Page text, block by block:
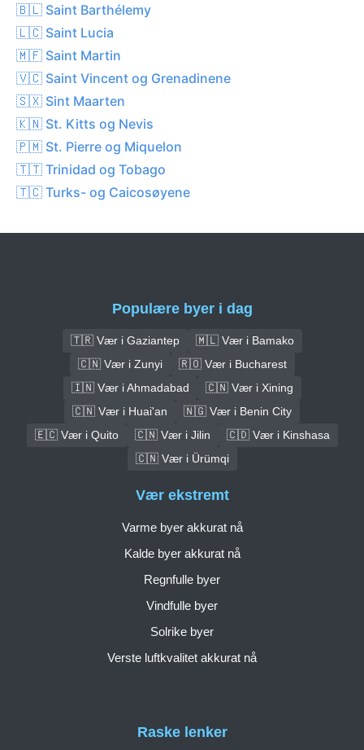
🇧🇱 Saint Barthélemy
🇱🇨 Saint Lucia
🇲🇫 Saint Martin
🇻🇨 Saint Vincent og Grenadinene
🇸🇽 Sint Maarten
🇰🇳 St. Kitts og Nevis
🇵🇲 St. Pierre og Miquelon
🇹🇹 Trinidad og Tobago
🇹🇨 Turks- og Caicosøyene
Populære byer i dag
🇹🇷 Vær i Gaziantep
🇲🇱 Vær i Bamako
🇨🇳 Vær i Zunyi
🇷🇴 Vær i Bucharest
🇮🇳 Vær i Ahmadabad
🇨🇳 Vær i Xining
🇨🇳 Vær i Huai'an
🇳🇬 Vær i Benin City
🇪🇨 Vær i Quito
🇨🇳 Vær i Jilin
🇨🇩 Vær i Kinshasa
🇨🇳 Vær i Ürümqi
Raske lenker
Vær ekstremt
Varme byer akkurat nå
Kalde byer akkurat nå
Regnfulle byer
Vindfulle byer
Solrike byer
Verste luftkvalitet akkurat nå